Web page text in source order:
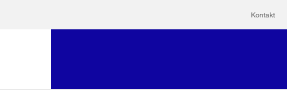
Kontakt